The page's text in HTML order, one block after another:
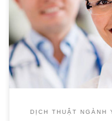
tượng phục vụ không chỉ
cộng đồng người nước
lại, người Việt Nam với thu
DỊCH THUẬT NGÀNH